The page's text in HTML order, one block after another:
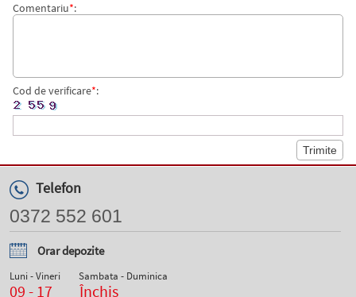
Comentariu*:
Cod de verificare*:
Telefon
0372 552 601
Orar depozite
Luni - Vineri
09 - 17
Sambata - Duminica
Închis